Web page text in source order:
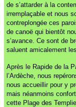
de s’attarder à la
irremplaçable et nous
contreplongée ces
de canoë qui bientôt
s’avance. Ce sont de
saluent amicalement
Après le Rapide de la
l’Ardèche, nous
nous accueillir pour y
mais néanmoins
cette Plage des